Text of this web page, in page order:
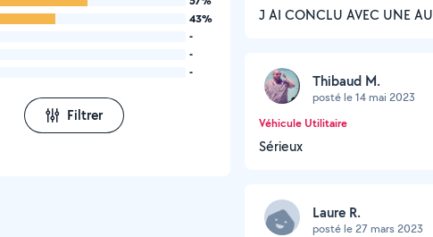
43%
-
-
-
Filtrer
J AI CONCLU AVEC UNE
Thibaud M.
posté le 14 mai 2023
Véhicule Utilitaire
Sérieux
Laure R.
posté le 27 mars 2023